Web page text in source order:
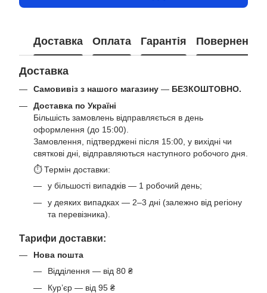
Доставка Оплата Гарантія Повернення
Доставка
Самовивіз з нашого магазину — БЕЗКОШТОВНО.
Доставка по Україні
Більшість замовлень відправляється в день
оформлення (до 15:00).
Замовлення, підтверджені після 15:00, у вихідні чи
святкові дні, відправляються наступного робочого дня.
⏱ Термін доставки:
у більшості випадків — 1 робочий день;
у деяких випадках — 2–3 дні (залежно від регіону
та перевізника).
Тарифи доставки:
Нова пошта
Відділення — від 80 ₴
Кур’єр — від 95 ₴